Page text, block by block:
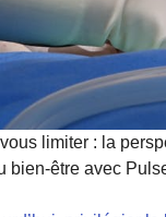
limiter : la
bien-être avec